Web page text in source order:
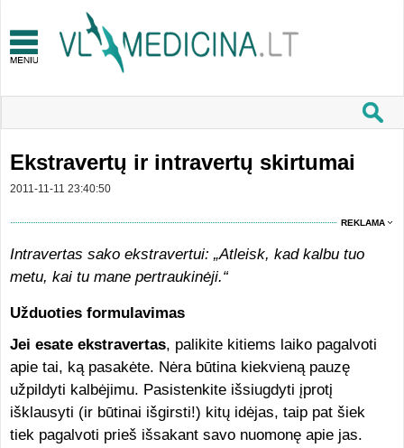
Ekstravertų ir intravertų skirtumai
2011-11-11 23:40:50
REKLAMA
Intravertas sako ekstravertui: „Atleisk, kad kalbu tuo
metu, kai tu mane pertraukinėji.“
Užduoties formulavimas
Jei esate ekstravertas, palikite kitiems laiko pagalvoti
apie tai, ką pasakėte. Nėra būtina kiekvieną pauzę
užpildyti kalbėjimu. Pasistenkite išsiugdyti įprotį
išklausyti (ir būtinai išgirsti!) kitų idėjas, taip pat šiek
tiek pagalvoti prieš išsakant savo nuomonę apie jas.